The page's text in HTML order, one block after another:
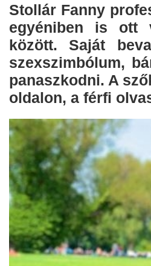
Stollár Fanny
egyéniben is ott
között. Saját
szexszimbólum,
panaszkodni. A
oldalon, a férfi